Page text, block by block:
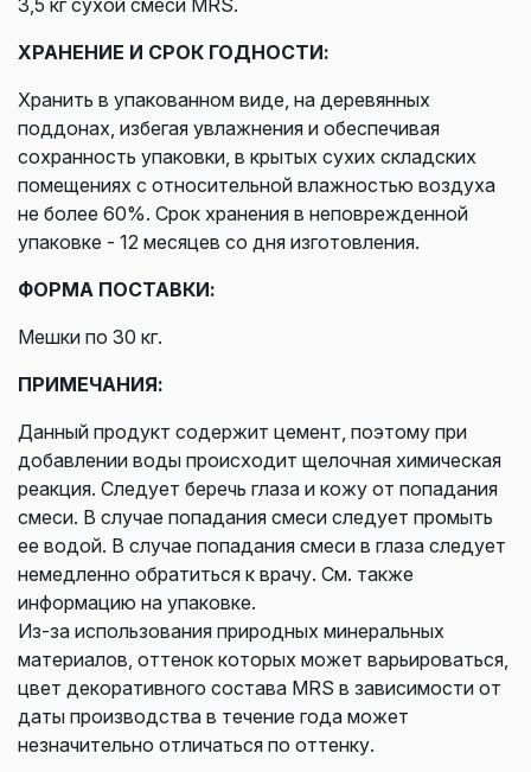
3,5 кг сухой смеси MRS.
ХРАНЕНИЕ И СРОК ГОДНОСТИ:
Хранить в упакованном виде, на деревянных
поддонах, избегая увлажнения и обеспечивая
сохранность упаковки, в крытых сухих складских
помещениях с относительной влажностью воздуха
не более 60%. Срок хранения в неповрежденной
упаковке - 12 месяцев со дня изготовления.
ФОРМА ПОСТАВКИ:
Мешки по 30 кг.
ПРИМЕЧАНИЯ:
Данный продукт содержит цемент, поэтому при
добавлении воды происходит щелочная химическая
реакция. Следует беречь глаза и кожу от попадания
смеси. В случае попадания смеси следует промыть
ее водой. В случае попадания смеси в глаза следует
немедленно обратиться к врачу. См. также
информацию на упаковке.
Из-за использования природных минеральных
материалов, оттенок которых может варьироваться,
цвет декоративного состава MRS в зависимости от
даты производства в течение года может
незначительно отличаться по оттенку.